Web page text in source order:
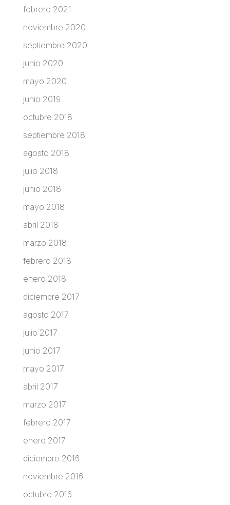
febrero 2021
noviembre 2020
septiembre 2020
junio 2020
mayo 2020
junio 2019
octubre 2018
septiembre 2018
agosto 2018
julio 2018
junio 2018
mayo 2018
abril 2018
marzo 2018
febrero 2018
enero 2018
diciembre 2017
agosto 2017
julio 2017
junio 2017
mayo 2017
abril 2017
marzo 2017
febrero 2017
enero 2017
diciembre 2016
noviembre 2016
octubre 2016